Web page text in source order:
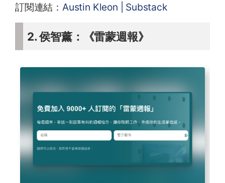
訂閱連結：Austin Kleon | Substack
2. 侯智薰：《雷蒙週報》